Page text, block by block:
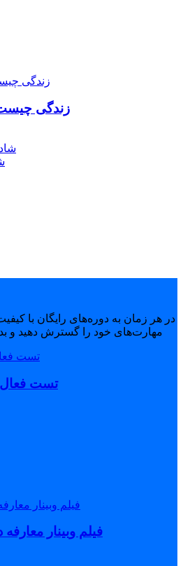
زندگی
در هر زمان به دوره‌های رایگان با
مهارت‌های خود را گسترش دهید و
تست فعال
فیلم وبینار